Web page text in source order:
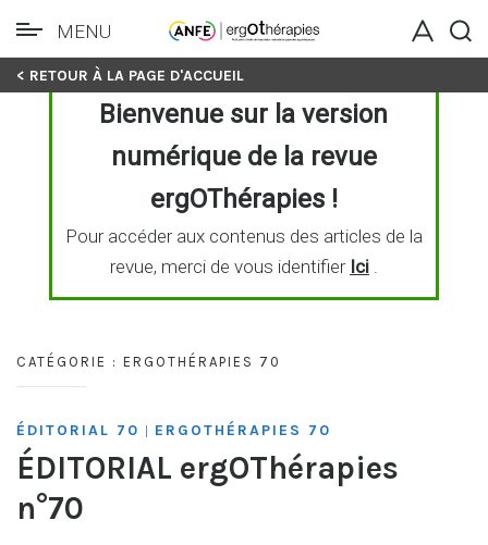
Skip
MENU
< RETOUR À LA PAGE D'ACCUEIL
Bienvenue sur la version
numérique de la revue
ergOThérapies !
Pour accéder aux contenus des articles de la
revue, merci de vous identifier Ici.
CATÉGORIE : ERGOTHÉRAPIES 70
ÉDITORIAL 70 | ERGOTHÉRAPIES 70
ÉDITORIAL ergOThérapies
n°70